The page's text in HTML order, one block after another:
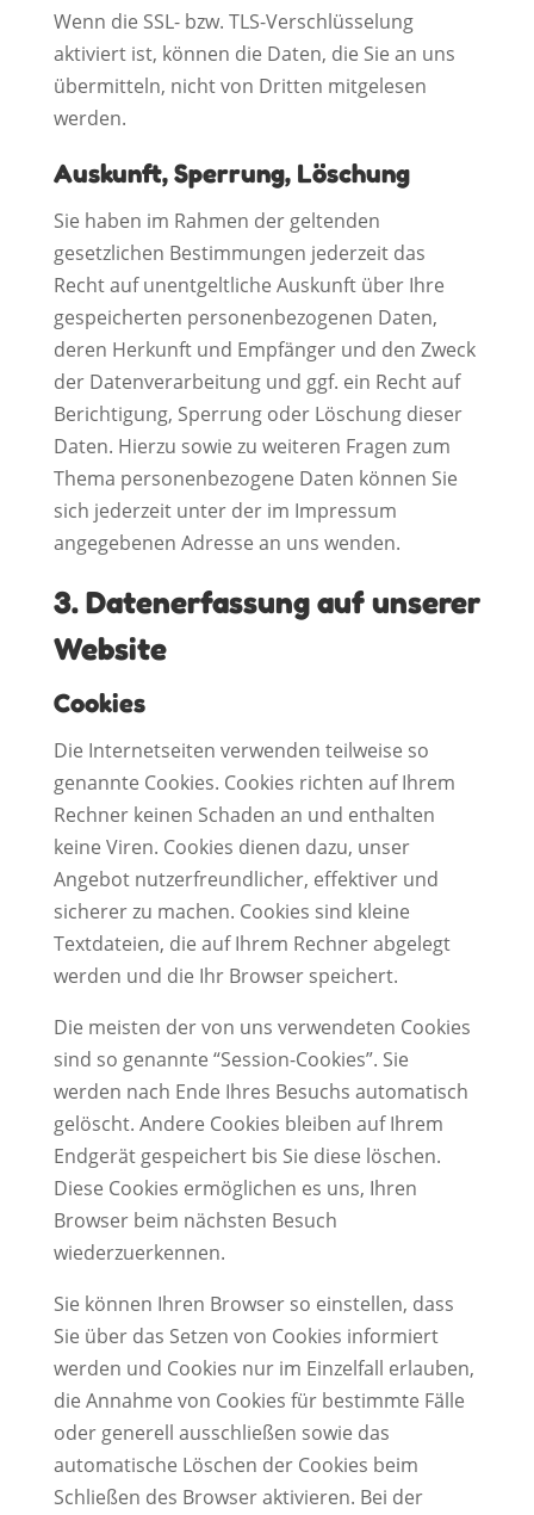
Wenn die SSL- bzw. TLS-Verschlüsselung
aktiviert ist, können die Daten, die Sie an uns
übermitteln, nicht von Dritten mitgelesen
werden.
Auskunft, Sperrung, Löschung
Sie haben im Rahmen der geltenden
gesetzlichen Bestimmungen jederzeit das
Recht auf unentgeltliche Auskunft über Ihre
gespeicherten personenbezogenen Daten,
deren Herkunft und Empfänger und den Zweck
der Datenverarbeitung und ggf. ein Recht auf
Berichtigung, Sperrung oder Löschung dieser
Daten. Hierzu sowie zu weiteren Fragen zum
Thema personenbezogene Daten können Sie
sich jederzeit unter der im Impressum
angegebenen Adresse an uns wenden.
3. Datenerfassung auf unserer
Website
Cookies
Die Internetseiten verwenden teilweise so
genannte Cookies. Cookies richten auf Ihrem
Rechner keinen Schaden an und enthalten
keine Viren. Cookies dienen dazu, unser
Angebot nutzerfreundlicher, effektiver und
sicherer zu machen. Cookies sind kleine
Textdateien, die auf Ihrem Rechner abgelegt
werden und die Ihr Browser speichert.
Die meisten der von uns verwendeten Cookies
sind so genannte “Session-Cookies”. Sie
werden nach Ende Ihres Besuchs automatisch
gelöscht. Andere Cookies bleiben auf Ihrem
Endgerät gespeichert bis Sie diese löschen.
Diese Cookies ermöglichen es uns, Ihren
Browser beim nächsten Besuch
wiederzuerkennen.
Sie können Ihren Browser so einstellen, dass
Sie über das Setzen von Cookies informiert
werden und Cookies nur im Einzelfall erlauben,
die Annahme von Cookies für bestimmte Fälle
oder generell ausschließen sowie das
automatische Löschen der Cookies beim
Schließen des Browser aktivieren. Bei der